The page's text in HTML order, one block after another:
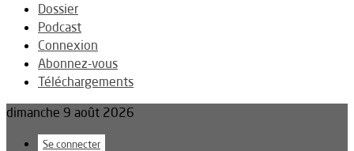
Dossier
Podcast
Connexion
Abonnez-vous
Téléchargements
dimanche 9 août 2026
Se connecter